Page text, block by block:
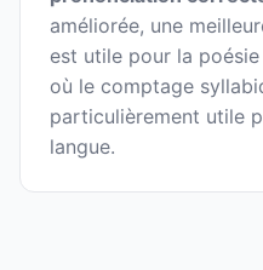
améliorée, une
est utile pour la
où le comptage
particulièrement utile
langue.